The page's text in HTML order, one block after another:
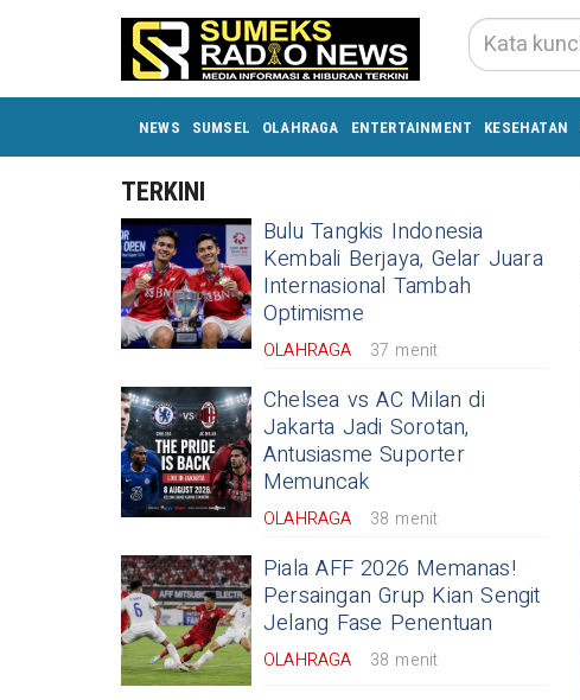
NEWS SUMSEL OLAHRAGA ENTERTAINMENT KESEHATAN
TERKINI
Bulu Tangkis Indonesia
Kembali Berjaya, Gelar Juara
Internasional Tambah
Optimisme
OLAHRAGA 37 menit
Chelsea vs AC Milan di
Jakarta Jadi Sorotan,
Antusiasme Suporter
Memuncak
OLAHRAGA 38 menit
Piala AFF 2026 Memanas!
Persaingan Grup Kian Sengit
Jelang Fase Penentuan
OLAHRAGA 38 menit